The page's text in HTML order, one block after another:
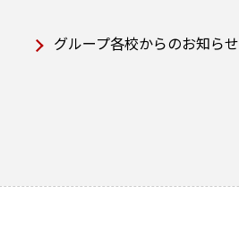
グループ各校からのお知らせ